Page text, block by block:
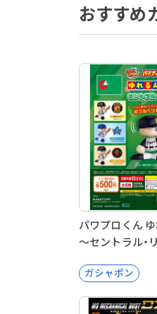
おすすめ
パワプロくん ゆ
～セントラル・
ガシャポン